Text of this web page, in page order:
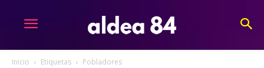
Inicio Etiquetas Pobladores